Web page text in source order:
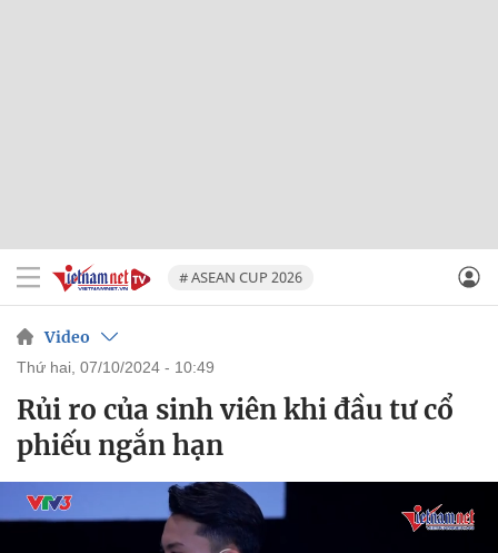
# ASEAN CUP 2026
Video
thứ hai, 07/10/2024 - 10:49
Rủi ro của sinh viên khi đầu tư cổ
phiếu ngắn hạn